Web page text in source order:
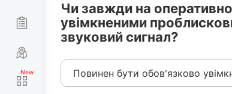
Чи завжди на
увімкненими
звуковий сигнал?
Повинен бути обов'язково